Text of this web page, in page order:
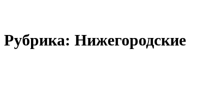
Рубрика: Нижегородские